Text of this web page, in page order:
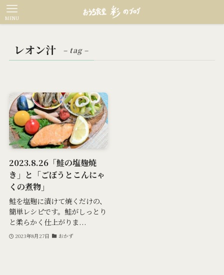
MENU
レオン汁 – tag –
2023.8.26「鮭の塩麹焼
き」と「ごぼうとこんにゃ
くの煮物」
鮭を塩麹に漬けて焼くだけの、
簡単レシピです。鮭がしっとり
と柔らかく仕上がりま...
2023年8月27日 おかず